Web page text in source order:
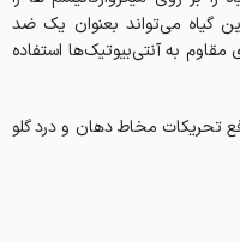
می‌تواند بعنوان یک ضد
به آنتی‌بیوتیک‌ها استفاده
تحریکات مخاط دهان و درد گلو